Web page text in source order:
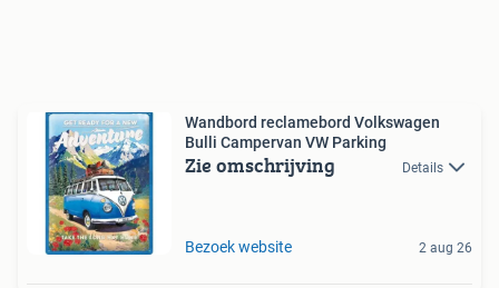
Wandbord reclamebord Volkswagen
Bulli Campervan VW Parking
Zie omschrijving Details
Bezoek website 2 aug 26